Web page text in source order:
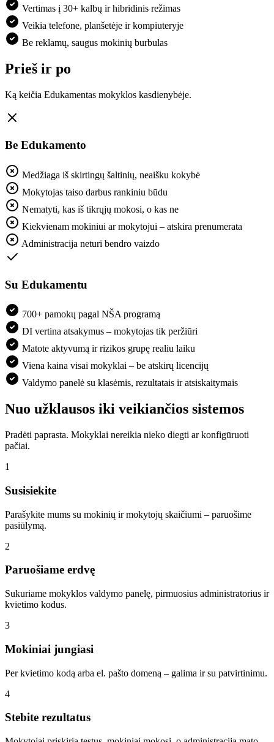
Vertimas į 30+ kalbų ir hibridinis režimas
Veikia telefone, planšetėje ir kompiuteryje
Be reklamų, saugus mokinių burbulas
Prieš ir po
Ką keičia Edukamentas mokyklos kasdienybėje.
Be Edukamento
Medžiaga iš skirtingų šaltinių, neaišku kokybė
Mokytojas taiso darbus rankiniu būdu
Nematyti, kas iš tikrųjų mokosi, o kas ne
Kiekvienam mokiniui ar mokytojui – atskira prenumerata
Administracija neturi bendro vaizdo
Su Edukamentu
700+ pamokų pagal NŠA programą
DI vertina atsakymus – mokytojas tik peržiūri
Matote aktyvumą ir rizikos grupę realiu laiku
Viena kaina visai mokyklai – be atskirų licencijų
Valdymo panelė su klasėmis, rezultatais ir atsiskaitymais
Nuo užklausos iki veikiančios sistemos
Pradėti paprasta. Mokyklai nereikia nieko diegti ar konfigūruoti
pačiai.
1
Susisiekite
Parašykite mums su mokinių ir mokytojų skaičiumi – paruošime
pasiūlymą.
2
Paruošiame erdvę
Sukuriame mokyklos valdymo panelę, pirmuosius administratorius ir
kvietimo kodus.
3
Mokiniai jungiasi
Per kvietimo kodą arba el. pašto domeną – galima ir su patvirtinimu.
4
Stebite rezultatus